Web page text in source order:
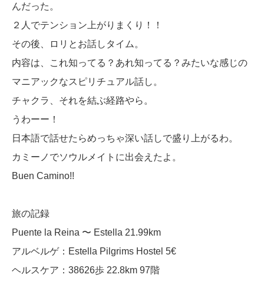
んだった。
２人でテンション上がりまくり！！
その後、ロリとお話しタイム。
内容は、これ知ってる？あれ知ってる？みたいな感じの
マニアックなスピリチュアル話し。
チャクラ、それを結ぶ経路やら。
うわーー！
日本語で話せたらめっちゃ深い話しで盛り上がるわ。
カミーノでソウルメイトに出会えたよ。
Buen Camino!!
旅の記録
Puente la Reina 〜 Estella 21.99km
アルベルゲ：Estella Pilgrims Hostel 5€
ヘルスケア：38626歩 22.8km 97階